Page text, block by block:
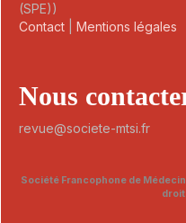
(SPE))
Contact
Mentions légales
Nous
revue@societe-mtsi.fr
Société Francophone de